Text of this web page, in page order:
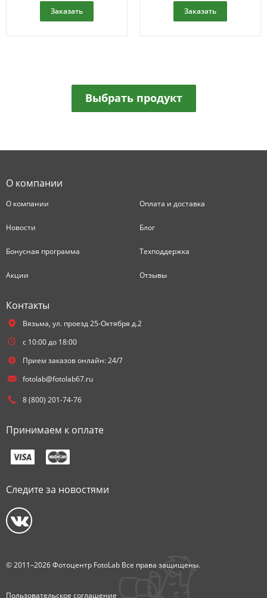
Заказать Заказать
Выбрать продукт
О компании
О компании Оплата и доставка
Новости Блог
Бонусная программа Техподдержка
Акции Отзывы
Контакты
Вязьма, ул. проезд 25-Октября д.2
с 10:00 до 18:00
Прием заказов онлайн: 24/7
fotolab@fotolab67.ru
8 (800) 201-74-76
Принимаем к оплате
Следите за новостями
© 2011–2026 Фотоцентр FotoLab Все права защищены.
Пользовательское соглашение